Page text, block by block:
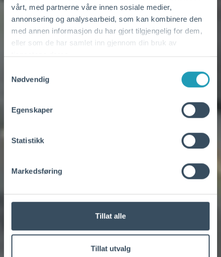
vårt, med partnerne våre innen sosiale medier,
annonsering og analysearbeid, som kan kombinere den
med annen informasjon du har gjort tilgjengelig for dem,
eller som de har samlet inn gjennom din bruk av
tjenestene deres.
Nødvendig
Egenskaper
Statistikk
Markedsføring
Tillat alle
Tillat utvalg